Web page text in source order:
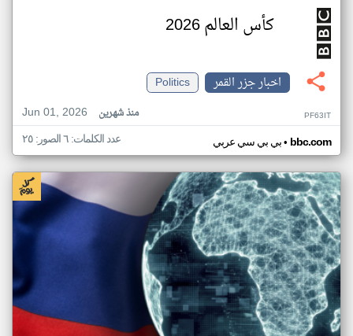
كأس العالم 2026
اخبار جزر القمر
Politics
Jun 01, 2026
منذ شهرين PF63IT
بي بي سي عربي• bbc.com عدد الكلمات: ٦ الصور: ٢٥